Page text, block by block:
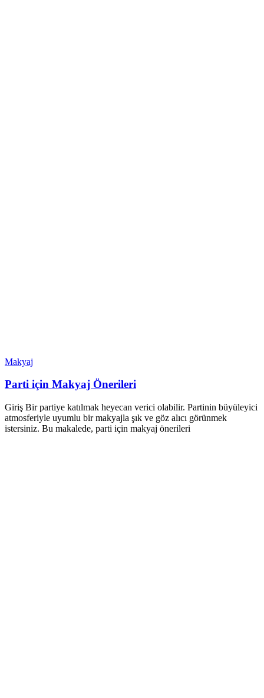
Makyaj
Parti için Makyaj Önerileri
Giriş Bir partiye katılmak heyecan verici olabilir. Partinin büyüleyici
atmosferiyle uyumlu bir makyajla şık ve göz alıcı görünmek
istersiniz. Bu makalede, parti için makyaj önerileri